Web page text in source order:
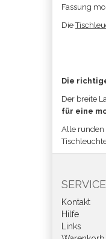
Fassung
Die
Die
Der breite
für eine
Alle runden
SERVICE
Kontakt
Hilfe
Links